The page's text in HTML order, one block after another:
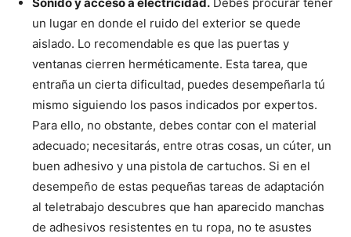
un lugar en donde el ruido del exterior se quede
aislado. Lo recomendable es que las puertas y
ventanas cierren herméticamente. Esta tarea, que
entraña un cierta dificultad, puedes desempeñarla tú
mismo siguiendo los pasos indicados por expertos.
Para ello, no obstante, debes contar con el material
adecuado; necesitarás, entre otras cosas, un cúter, un
buen adhesivo y una pistola de cartuchos. Si en el
desempeño de estas pequeñas tareas de adaptación
al teletrabajo descubres que han aparecido manchas
de adhesivos resistentes en tu ropa, no te asustes